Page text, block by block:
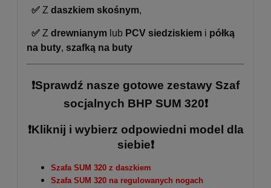
✅ Z daszkiem skośnym,
✅ Z drewnianym lub PCV siedziskiem i półką
na buty, szafką na buty
❗Sprawdź nasze gotowe zestawy Szaf
socjalnych BHP SUM 320❗
❗Kliknij i wybierz odpowiedni model dla
siebie❗
Szafa SUM 320 z daszkiem
Szafa SUM 320 na regulowanych nogach